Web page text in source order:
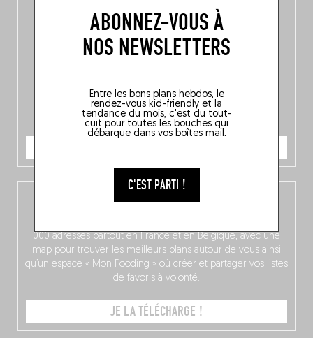
ABONNEZ-VOUS À
NOS NEWSLETTERS
Entre les bons plans hebdos, le
rendez-vous kid-friendly et la
tendance du mois, c'est du tout-
cuit pour toutes les bouches qui
débarque dans vos boîtes mail.
C'EST PARTI !
L’app Fooding
000 adresses partout en France et en Belgique, avec une
map pour trouver les meilleurs plans autour de vous ainsi
qu’un espace « Mon Fooding » où créer et partager vos listes
de favoris à volonté.
JE LA TÉLÉCHARGE !